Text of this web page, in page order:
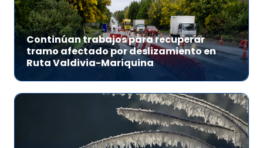
Continúan trabajos para recuperar
tramo afectado por deslizamiento en
Ruta Valdivia-Mariquina